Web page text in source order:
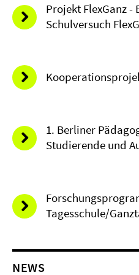
Projekt FlexGanz
Schulversuch
1. Berliner
Studierende und
Tagesschule/
NEWS